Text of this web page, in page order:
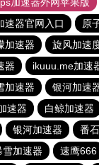
加速器外网苹果版
速器官网入口
原
加速器 旋风加速
器
ikuuu.me加速
加速器 银河加速
速器
白鲸加速器
银河加速器
番
雪加速器 速鹰666